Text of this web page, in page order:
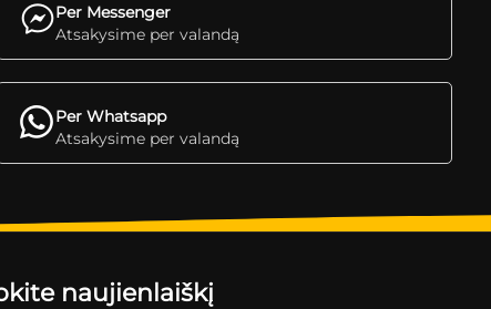
Per Messenger
Atsakysime per valandą
Per Whatsapp
Atsakysime per valandą
naujienlaiškį